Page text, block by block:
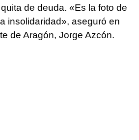
de deuda. «Es la foto de
insolidaridad», aseguró en
de Aragón, Jorge Azcón.